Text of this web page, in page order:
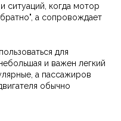
ситуаций, когда мотор
а сопровождает
для
и важен легкий
а пассажиров
обычно